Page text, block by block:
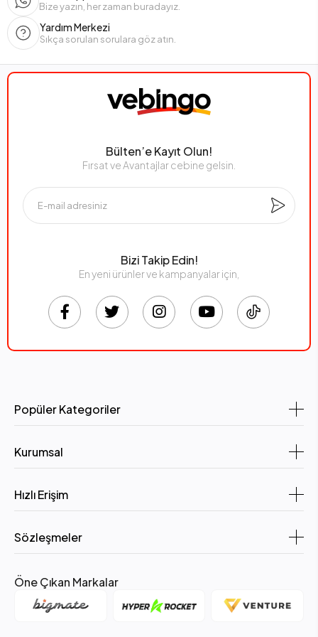
Bize yazın, her zaman buradayız.
Yardım Merkezi
Sıkça sorulan sorulara göz atın.
Bülten’e Kayıt Olun!
Fırsat ve Avantajlar cebine gelsin.
Bizi Takip Edin!
En yeni ürünler ve kampanyalar için,
Popüler Kategoriler
Kurumsal
Hızlı Erişim
Sözleşmeler
Öne Çıkan Markalar